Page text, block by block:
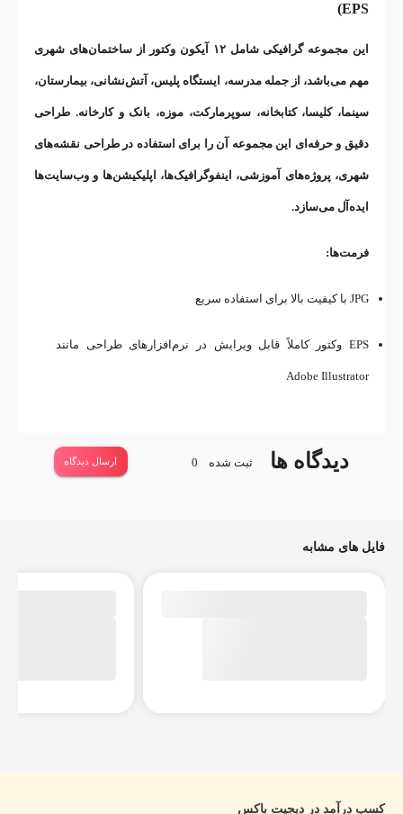
EPS)
این مجموعه گرافیکی شامل ۱۲ آیکون وکتور از ساختمان‌های شهری
مهم می‌باشد، از جمله مدرسه، ایستگاه پلیس، آتش‌نشانی، بیمارستان،
سینما، کلیسا، کتابخانه، سوپرمارکت، موزه، بانک و کارخانه. طراحی
دقیق و حرفه‌ای این مجموعه آن را برای استفاده در طراحی نقشه‌های
شهری، پروژه‌های آموزشی، اینفوگرافیک‌ها، اپلیکیشن‌ها و وب‌سایت‌ها
ایده‌آل می‌سازد.
فرمت‌ها:
JPG با کیفیت بالا برای استفاده سریع
EPS وکتور کاملاً قابل ویرایش در نرم‌افزارهای طراحی مانند
Adobe Illustrator
دیدگاه ها ثبت شده 0 ارسال دیدگاه
فایل های مشابه
کسب درآمد در دیجیت باکس